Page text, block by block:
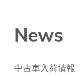
News
中古車入荷情報